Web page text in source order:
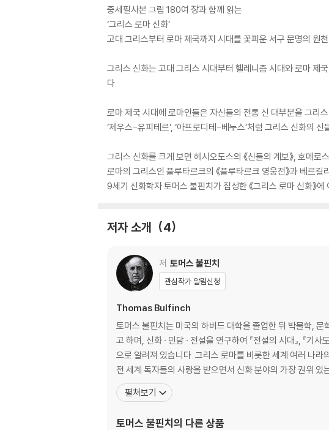
중세필사본 그림 180여 장과 함께 읽는
‘그리스 로마 신화’
고대 그리스부터 로마 제국까지 시대를 꽃피운 서구 문명의 원
그리스 신화는 고대 그리스 시대부터 헬레니즘 시대와 로마 제
다.
로마 제국 시대에 로마인들은 자신들의 전통 신 대부분을 그리
‘제우스-유피테르’, ‘아프로디테-베누스’처럼 그리스 신화의
그리스 신화를 크게 보면 헤시오도스의 《신들의 계보》, 호메로
로마의 그리스인 플루타르크의 《플루타르크 영웅전》과 베르
9세기 신화학자 토머스 불핀치가 집성한 《그리스 로마 신화》
저자 소개 4
저 토머스 불핀치
관심작가 알림신청
Thomas Bulfinch
토머스 불핀치는 미국의 하버드 대학을 졸업한 뒤 박물학,
고 하며, 신화 · 민담 · 전설을 연구하여 『전설의 시대』, 『기
으로 알려져 있습니다. 그리스 로마를 비롯한 세계 여러 나라
전 세계 독자들의 사랑을 받으면서 신화 분야의 가장 권위 있
펼쳐보기
토머스 불핀치 의 다른 상품